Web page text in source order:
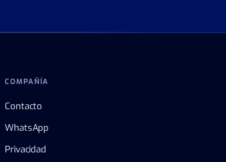
COMPAÑÍA
Contacto
WhatsApp
Privacidad